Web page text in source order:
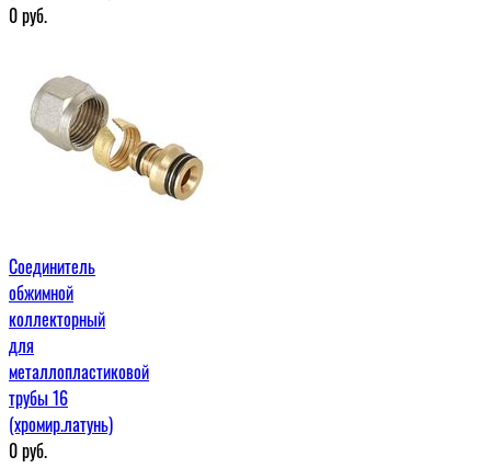
0руб.
Соединитель
обжимной
коллекторный
для
металлопластиковой
трубы 16
(хромир.латунь)
0руб.